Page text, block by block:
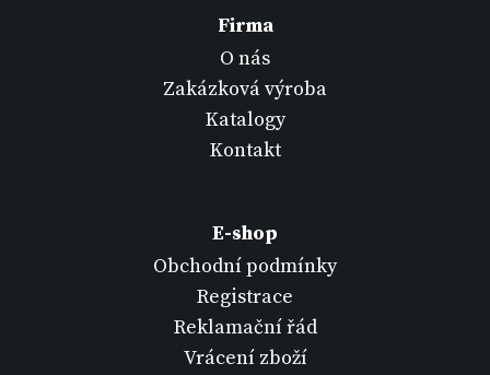
Firma
O nás
Zakázková výroba
Katalogy
Kontakt
E-shop
Obchodní podmínky
Registrace
Reklamační řád
Vrácení zboží